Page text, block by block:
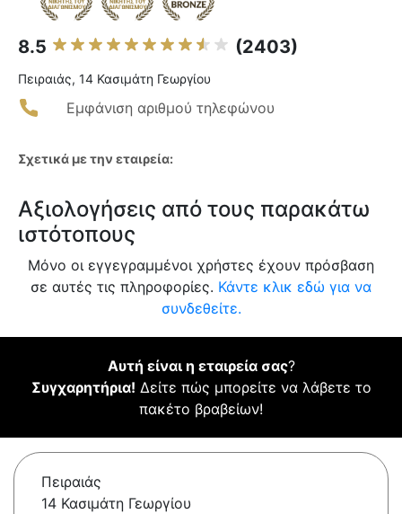
8.5 (2403)
Πειραιάς, 14 Κασιμάτη Γεωργίου
Εμφάνιση αριθμού τηλεφώνου
Σχετικά με την εταιρεία:
Αξιολογήσεις από τους παρακάτω
ιστότοπους
Μόνο οι εγγεγραμμένοι χρήστες έχουν πρόσβαση
σε αυτές τις πληροφορίες. Κάντε κλικ εδώ για να
συνδεθείτε.
Αυτή είναι η εταιρεία σας?
Συγχαρητήρια! Δείτε πώς μπορείτε να λάβετε το
πακέτο βραβείων!
Πειραιάς
14 Κασιμάτη Γεωργίου